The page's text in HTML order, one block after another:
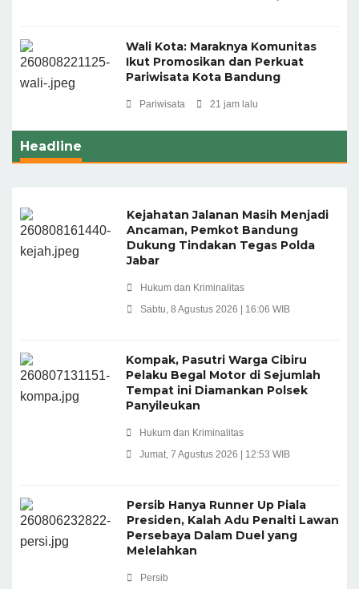
Wali Kota: Maraknya Komunitas
Ikut Promosikan dan Perkuat
Pariwisata Kota Bandung
Pariwisata 21 jam lalu
Headline
Kejahatan Jalanan Masih Menjadi
Ancaman, Pemkot Bandung
Dukung Tindakan Tegas Polda
Jabar
Hukum dan Kriminalitas
Sabtu, 8 Agustus 2026 | 16:06 WIB
Kompak, Pasutri Warga Cibiru
Pelaku Begal Motor di Sejumlah
Tempat ini Diamankan Polsek
Panyileukan
Hukum dan Kriminalitas
Jumat, 7 Agustus 2026 | 12:53 WIB
Persib Hanya Runner Up Piala
Presiden, Kalah Adu Penalti Lawan
Persebaya Dalam Duel yang
Melelahkan
Persib